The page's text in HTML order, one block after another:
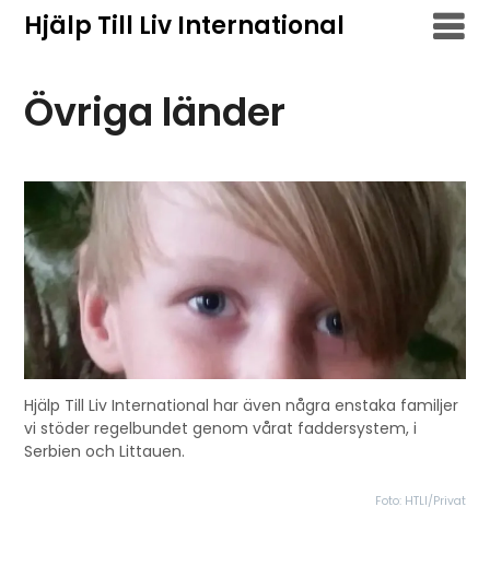
HoppaHjälp Till Liv International
Övriga länder
Hjälp Till Liv International har även några enstaka familjer
vi stöder regelbundet genom vårat faddersystem, i
Serbien och Littauen.
Foto: HTLI/Privat